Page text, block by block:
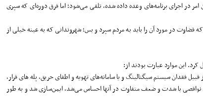
امر در اجرای برنامه‌های وعده داده شده، تلقی می‌شود؛ اما فرق دوره‌ای که سپری
قضاوت در مورد آن را باید به مردم سپرد و بس؛ شهروندانی که به عینه خیلی از
نواقصی از قبیل فقدان سیستم سیگنالینگ و یا سامانه‌های تهویه و اطفای حریق، پله های فرار،
نخست ایستگاه‌های خط 7 و حتی برخی ایستگاه‌های خطوط 3 و 4 که در حال بهره‌برداری بودند و چنین نواقصی با شدت و ضعف متفاوت در آنها احساس می‌شد، ایمن‌سازی شد و به طور